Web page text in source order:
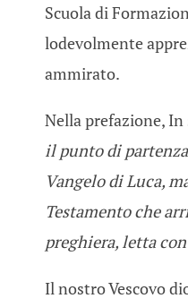
Scuola di
lodevolmente
ammirato.
Nella prefazione,
il punto di
Vangelo di Luca,
Testamento che
preghiera, letta
Il nostro Vescovo